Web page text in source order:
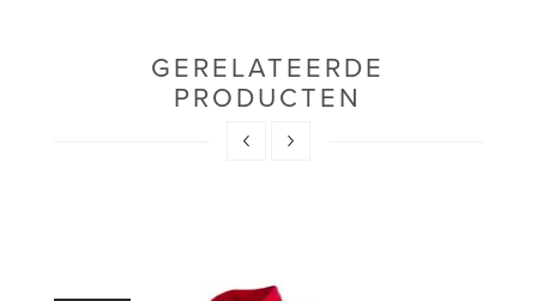
GERELATEERDE
PRODUCTEN